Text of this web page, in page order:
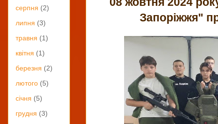
Запоріжжя"
серпня (2)
липня (3)
травня (1)
квітня (1)
березня (2)
лютого (5)
січня (5)
грудня (3)